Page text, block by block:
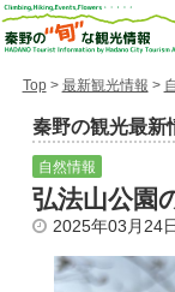
Top> 最新観光情報 >
秦野の観光最新
自然情報
弘法山公園
2025年03月24